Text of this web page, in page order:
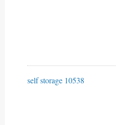
self storage 10538